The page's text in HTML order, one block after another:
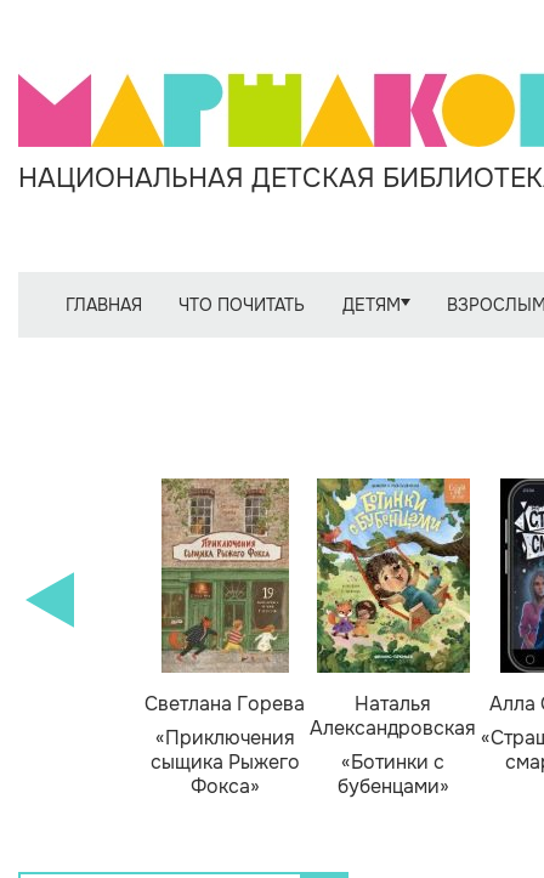
НАЦИОНАЛЬНАЯ ДЕТСКАЯ
ГЛАВНАЯ ЧТО ПОЧИТАТЬ ДЕТЯМ
Светлана Горева
«Приключения
сыщика Рыжего
Фокса»
Наталья
Александровская
«Ботинки с
бубенцами»
Алла